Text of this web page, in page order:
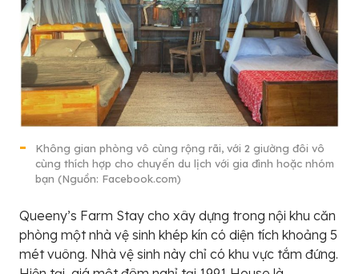
Không gian phòng vô cùng rộng rãi, với 2 giường đôi vô
cùng thích hợp cho chuyến du lịch với gia đình hoặc nhóm
bạn (Nguồn: Facebook.com)
Queeny’s Farm Stay cho xây dựng trong nội khu căn
phòng một nhà vệ sinh khép kín có diện tích khoảng 5
mét vuông. Nhà vệ sinh này chỉ có khu vực tắm đứng.